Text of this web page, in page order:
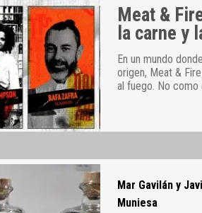
Meat &
la carne y
En un mundo
origen, Meat &
al fuego. No
Mar Gavilán y
Muniesa